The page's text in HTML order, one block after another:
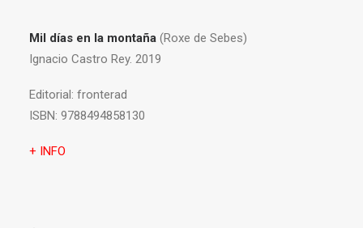
Mil días en la montaña (Roxe de Sebes)
Ignacio Castro Rey. 2019
Editorial: fronterad
ISBN: 9788494858130
+ INFO